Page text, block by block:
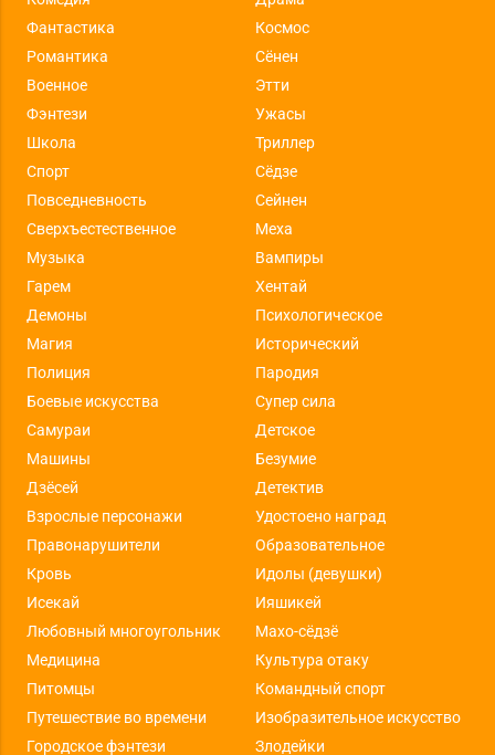
Фантастика
Космос
Романтика
Сёнен
Военное
Этти
Фэнтези
Ужасы
Школа
Триллер
Спорт
Сёдзе
Повседневность
Сейнен
Сверхъестественное
Меха
Музыка
Вампиры
Гарем
Хентай
Демоны
Психологическое
Магия
Исторический
Полиция
Пародия
Боевые искусства
Супер сила
Самураи
Детское
Машины
Безумие
Дзёсей
Детектив
Взрослые персонажи
Удостоено наград
Правонарушители
Образовательное
Кровь
Идолы (девушки)
Исекай
Ияшикей
Любовный многоугольник
Махо-сёдзё
Медицина
Культура отаку
Питомцы
Командный спорт
Путешествие во времени
Изобразительное искусство
Городское фэнтези
Злодейки